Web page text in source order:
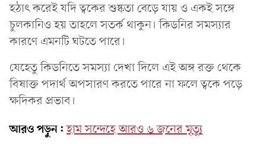
হঠাৎ করেই যদি ত্বকের শুষ্কতা বেড়ে যায় ও একই সঙ্গে
চুলকানিও হয় তাহলে সতর্ক থাকুন। কিডনির সমস্যার
কারণে এমনটি ঘটতে পারে।
যেহেতু কিডনিতে সমস্যা দেখা দিলে এই অঙ্গ রক্ত থেকে
বিষাক্ত পদার্থ অপসারণ করতে পারে না ফলে ত্বকে পড়ে
ক্ষদিকর প্রভাব।
আরও পড়ুন: হাম সন্দেহে আরও ৬ জনের মৃত্যু